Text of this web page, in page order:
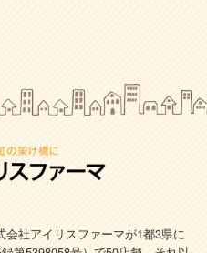
社アイリスファーマが1都3県に